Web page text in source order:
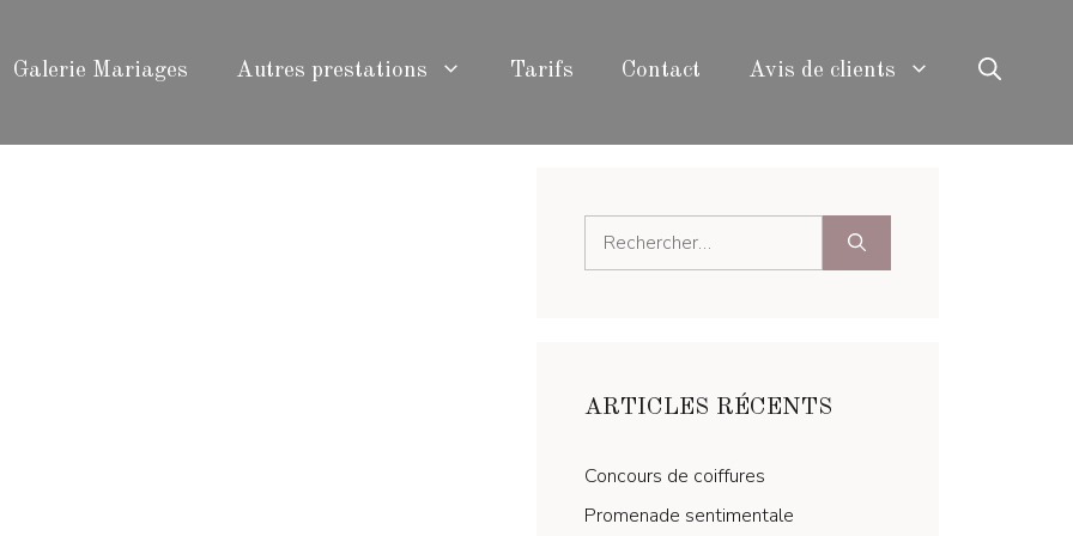
Galerie Mariages Autres prestations Tarifs Contact Avis de clients
ARTICLES RÉCENTS
Concours de coiffures
Promenade sentimentale